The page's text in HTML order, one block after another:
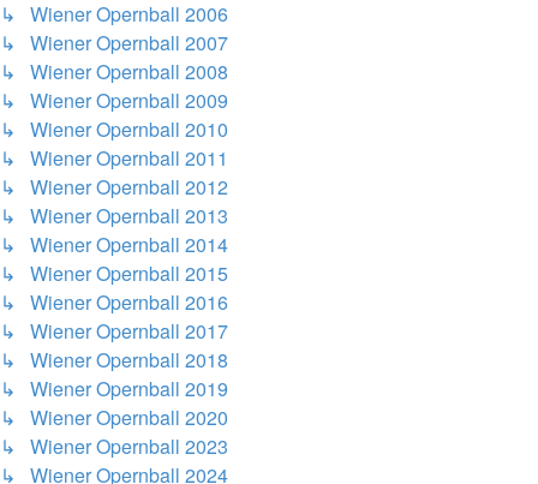
↳ Wiener Opernball 2006
↳ Wiener Opernball 2007
↳ Wiener Opernball 2008
↳ Wiener Opernball 2009
↳ Wiener Opernball 2010
↳ Wiener Opernball 2011
↳ Wiener Opernball 2012
↳ Wiener Opernball 2013
↳ Wiener Opernball 2014
↳ Wiener Opernball 2015
↳ Wiener Opernball 2016
↳ Wiener Opernball 2017
↳ Wiener Opernball 2018
↳ Wiener Opernball 2019
↳ Wiener Opernball 2020
↳ Wiener Opernball 2023
↳ Wiener Opernball 2024